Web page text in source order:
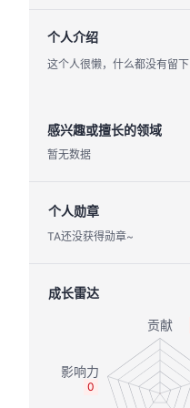
个人介绍
这个人很懒，什么都没有留下
感兴趣或擅长的领域
暂无数据
个人勋章
TA还没获得勋章~
成长雷达
0